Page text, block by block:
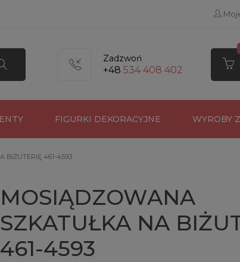
Zadzwoń
+48 534 408 402
FIGURKI DEKORACYJNE WYROBY
BIŻUTERIĘ 461-4593
MOSIĄDZOWANA
SZKATUŁKA NA
461-4593